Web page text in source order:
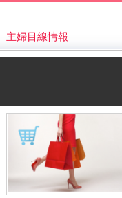
主婦目線情報